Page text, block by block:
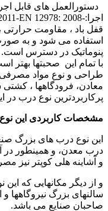
اجرا:-EN 13241-1: 2003+A1: 2011-EN 12978: 2008 .
قفل باد ، مقاومت حرارتی
استفاده می شود و به
پنوماتیک در دسترس است.
با تمام این صحبتها بهتر
طراحی و نوع مواد مصرفی
معادن، فرودگاهها ،
پرکاربردترین نوع درب
مشخصات کاربردی این نوع
این نوع درب های بزرگ
درب معدن، و همینطور در
و آشاینه هلی کوپتر نیز
و از دیگر مکانهایی که
سالنهای بزرگ نیروگاهها و
صاحبان صنایع می باشد.